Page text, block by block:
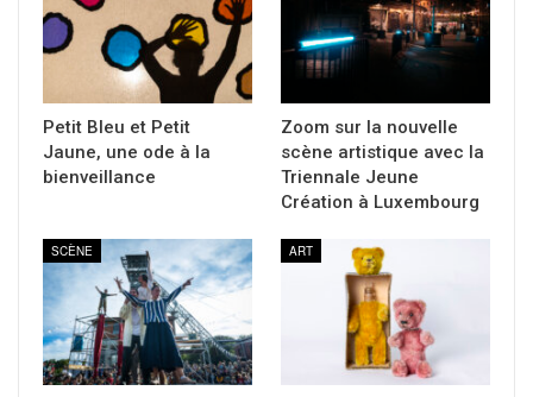
Petit Bleu et Petit
Jaune, une ode à la
bienveillance
Zoom sur la nouvelle
scène artistique avec la
Triennale Jeune
Création à Luxembourg
SCÈNE ART